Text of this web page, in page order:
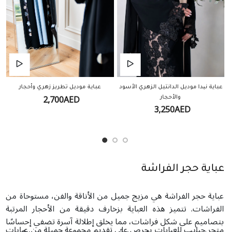
عباية موديل تطريز زهري وأحجار
2,700AED
عباية نیدا موديل الدانتيل الزهري الأسود
والأحجار
3,250AED
عباية حجر الفراشة
عباية حجر الفراشة هي مزيج جميل من الأناقة والفن، مستوحاة من
الفراشات. تتميز هذه العباية بزخارف دقيقة من الأحجار المرتبة
بتصاميم على شكل فراشات، مما يخلق إطلالة آسرة تضفي إحساسًا